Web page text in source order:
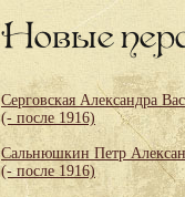
Новые
Серговская Александра
(- после 1916)
Сальнюшкин Петр
(- после 1916)